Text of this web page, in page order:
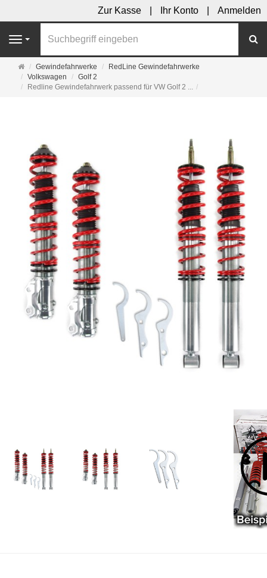
Zur Kasse Ihr Konto Anmelden
Navigation
Startseite
Gewindefahrwerke
RedLine Gewindefahrwerke
Volkswagen
Golf 2
Redline Gewindefahrwerk passend für VW Golf 2 ...